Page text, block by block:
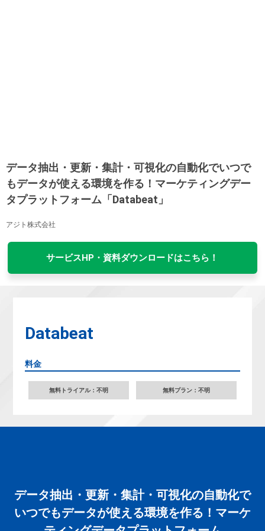
データ抽出・更新・集計・可視化の自動化でいつで
もデータが使える環境を作る！マーケティングデー
タプラットフォーム「Databeat」
アジト株式会社
サービスHP・資料ダウンロードはこちら！
Databeat
料金
無料トライアル：不明 無料プラン：不明
データ抽出・更新・集計・可視化の自動化で
いつでもデータが使える環境を作る！マーケ